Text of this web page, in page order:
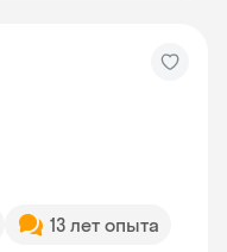
13 лет опыта